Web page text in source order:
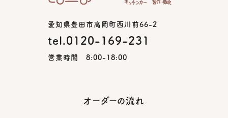
愛知県豊田市高岡町西川前66-2
tel.0120-169-231
営業時間 8:00-18:00
オーダーの流れ